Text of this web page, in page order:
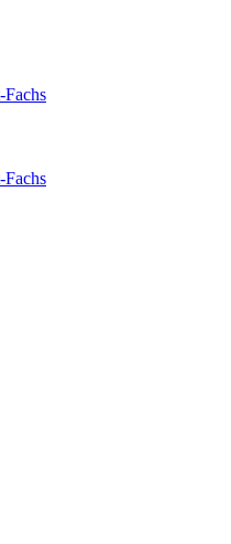
Fachs
Fachs